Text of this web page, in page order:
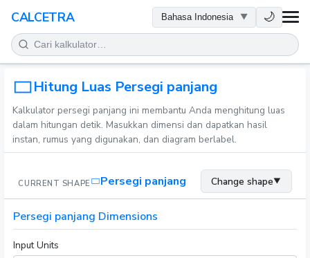
CALCETRA 🌙
MATEMATIKA
KONVERSI
SAINS
ALAT LAINNYA
Hitung Luas Persegi panjang
Kalkulator persegi panjang ini membantu Anda menghitung luas
dalam hitungan detik. Masukkan dimensi dan dapatkan hasil
instan, rumus yang digunakan, dan diagram berlabel.
CURRENT SHAPE Persegi panjang Change shape▼
Persegi panjang Dimensions
Input Units